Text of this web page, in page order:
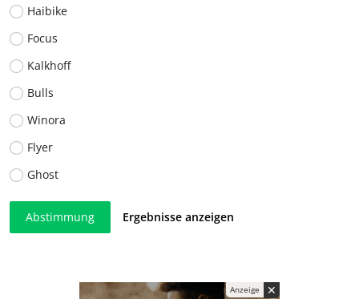
Haibike
Focus
Kalkhoff
Bulls
Winora
Flyer
Ghost
Abstimmung Ergebnisse anzeigen
Anzeige ✕